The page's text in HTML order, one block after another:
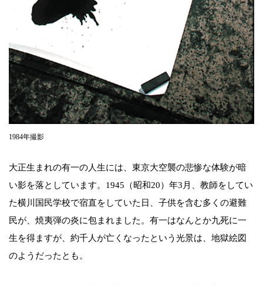
1984年撮影
大正生まれの有一の人生には、東京大空襲の悲惨な体験が暗
い影を落としています。1945（昭和20）年3月、教師をしてい
た横川国民学校で宿直をしていた日、子供を含む多くの避難
民が、焼夷弾の炎に包まれました。有一はなんとか九死に一
生を得ますが、約千人が亡くなったという光景は、地獄絵図
のようだったとも。